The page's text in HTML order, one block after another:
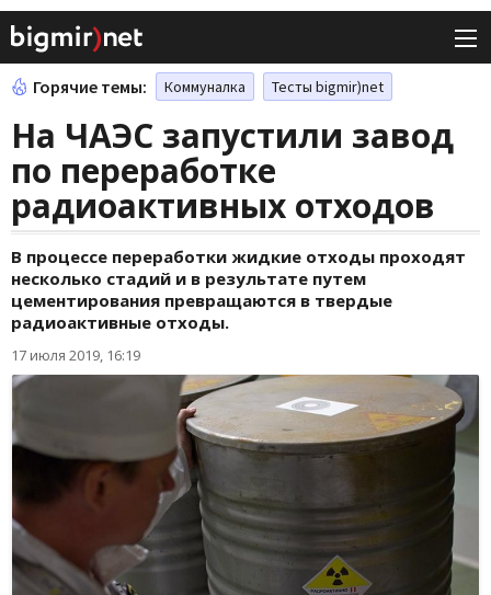
Горячие темы: Коммуналка Тесты bigmir)net
На ЧАЭС запустили завод
по переработке
радиоактивных отходов
В процессе переработки жидкие отходы проходят
несколько стадий и в результате путем
цементирования превращаются в твердые
радиоактивные отходы.
17 июля 2019, 16:19